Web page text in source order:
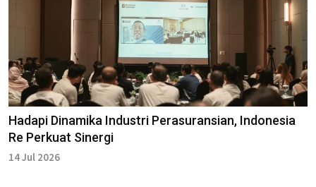
Hadapi Dinamika Industri Perasuransian, Indonesia
Re Perkuat Sinergi
14 Jul 2026